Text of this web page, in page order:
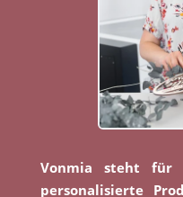
Vonmia steht für
personalisierte